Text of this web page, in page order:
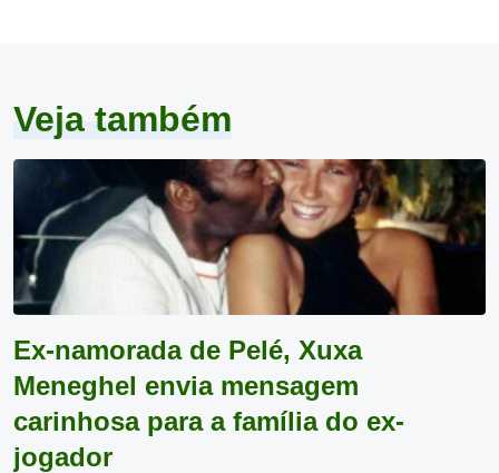
Veja também
Ex-namorada de Pelé, Xuxa
Meneghel envia mensagem
carinhosa para a família do ex-
jogador